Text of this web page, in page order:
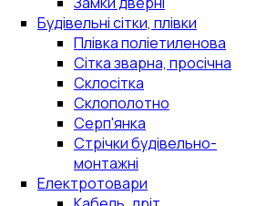
Будівельні сітки, плівки
Плівка поліетиленова
Сітка зварна, просічна
Склосітка
Склополотно
Серп'янка
Стрічки будівельно-
монтажні
Електротовари